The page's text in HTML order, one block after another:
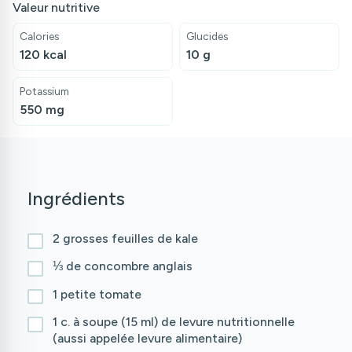
Valeur nutritive
Calories
120 kcal
Glucides
10 g
Potassium
550 mg
Ingrédients
2 grosses feuilles de kale
⅓ de concombre anglais
1 petite tomate
1 c. à soupe (15 ml) de levure nutritionnelle
(aussi appelée levure alimentaire)